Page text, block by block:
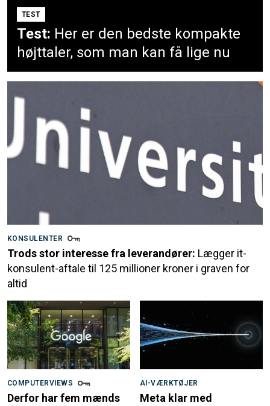
TEST
Test: Her er den bedste kompakte
højttaler, som man kan få lige nu
KONSULENTER
Trods stor interesse fra leverandører: Lægger it-
konsulent-aftale til 125 millioner kroner i graven for
altid
COMPUTERVIEWS
Derfor har fem mænds
AI-VÆRKTØJER
Meta klar med